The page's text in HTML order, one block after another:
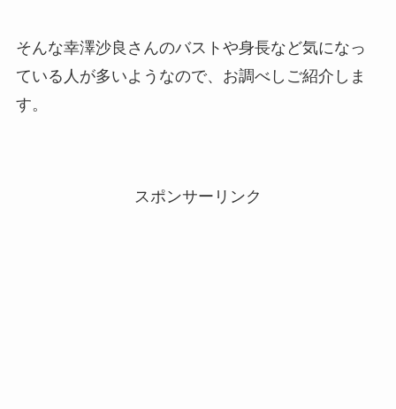
そんな幸澤沙良さんのバストや身長など気になっ
ている人が多いようなので、お調べしご紹介しま
す。
スポンサーリンク